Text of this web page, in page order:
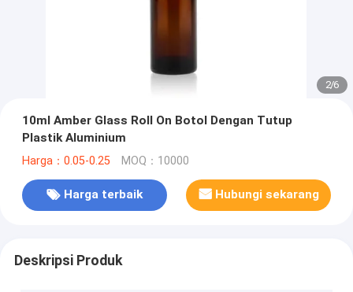
2/6
10ml Amber Glass Roll On Botol Dengan Tutup
Plastik Aluminium
Harga：0.05-0.25 MOQ：10000
Harga terbaik Hubungi sekarang
Deskripsi Produk